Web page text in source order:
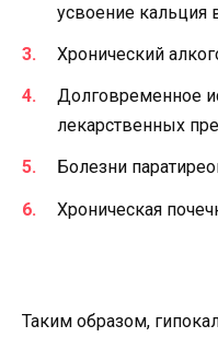
усвоение кальция
Хронический
Долговременное
лекарственных
Болезни
Хроническая
Таким образом,